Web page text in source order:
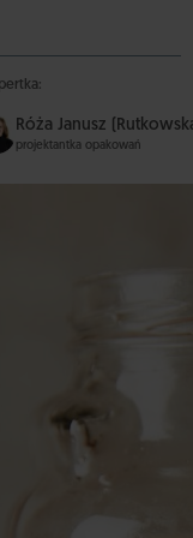
Róża Janusz
projektantka opakowań